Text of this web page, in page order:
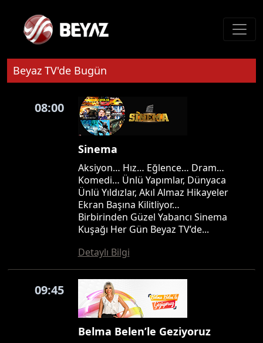
Beyaz TV'de Bugün
08:00
Sinema
Aksiyon… Hız… Eğlence… Dram…
Komedi… Ünlü Yapımlar, Dünyaca
Ünlü Yıldızlar, Akıl Almaz Hikayeler
Ekran Başına Kilitliyor…
Birbirinden Güzel Yabancı Sinema
Kuşağı Her Gün Beyaz TV’de...
Detaylı Bilgi
09:45
Belma Belen’le Geziyoruz